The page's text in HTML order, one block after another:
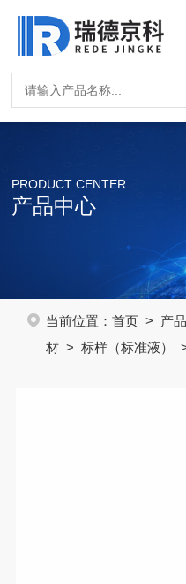
PRODUCT CENTER
产品中心
当前位置： 首页> 产
材> 标样（标准液）